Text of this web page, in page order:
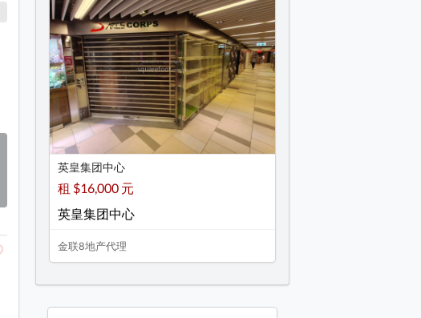
英皇集团中心
租 $16,000 元
英皇集团中心
金联8地产代理